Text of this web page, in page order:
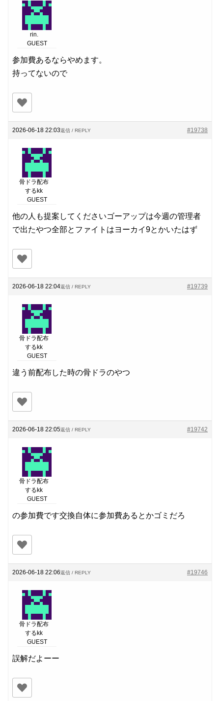
rin.
GUEST
参加費あるならやめます。
持ってないので
2026-06-18 22:03 #19738
返信 / REPLY
骨ドラ配布
するkk
GUEST
他の人も提案してくださいゴーアップは今週の管理者
で出たやつ全部とファイトはヨーカイ9とかいたはず
2026-06-18 22:04 #19739
返信 / REPLY
骨ドラ配布
するkk
GUEST
違う前配布した時の骨ドラのやつ
2026-06-18 22:05 #19742
返信 / REPLY
骨ドラ配布
するkk
GUEST
の参加費です交換自体に参加費あるとかゴミだろ
2026-06-18 22:06 #19746
返信 / REPLY
骨ドラ配布
するkk
GUEST
誤解だよーー